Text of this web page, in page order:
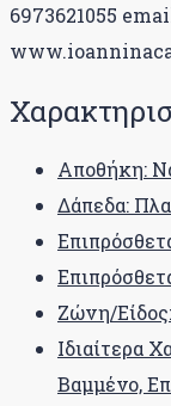
6973621055
Αποθήκη:
Δάπεδα:
Ζώνη/
Ιδιαίτερα
Βαμμένο,